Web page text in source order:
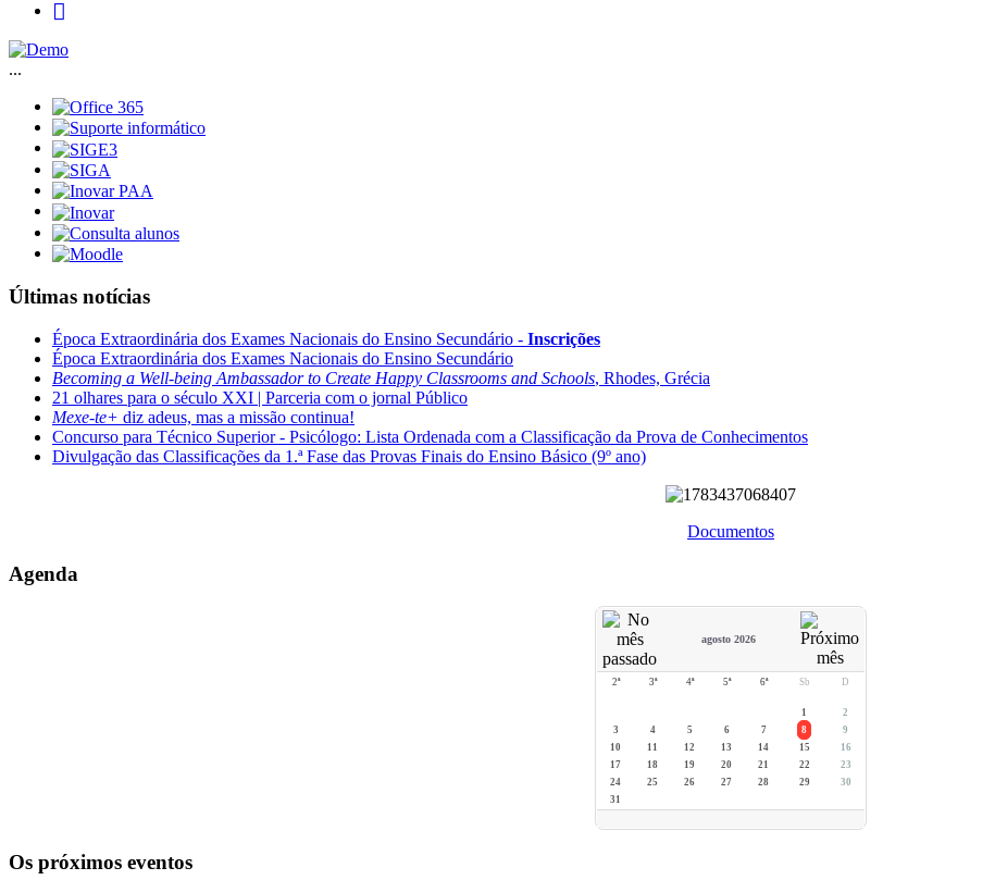
...
Últimas notícias
Época Extraordinária dos Exames Nacionais do Ensino Secundário - Inscrições
Época Extraordinária dos Exames Nacionais do Ensino Secundário
Becoming a Well-being Ambassador to Create Happy Classrooms and Schools, Rhodes, Grécia
21 olhares para o século XXI | Parceria com o jornal Público
Mexe-te+ diz adeus, mas a missão continua!
Concurso para Técnico Superior - Psicólogo: Lista Ordenada com a Classificação da Prova de Conhecimentos
Divulgação das Classificações da 1.ª Fase das Provas Finais do Ensino Básico (9º ano)
Documentos
Agenda
agosto 2026
2ª 3ª 4ª 5ª 6ª Sb D
1
2
3
4 5 6 7 8
9
10
11 12 13 14 15
16
17
18 19 20 21 22
23
24
25 26 27 28 29
30
31
Os próximos eventos